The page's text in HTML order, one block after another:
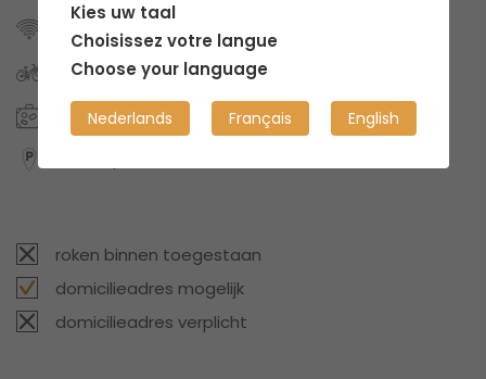
Internet/Wifi
Fietsberging
Storage ruimte
roken binnen toegestaan
domicilieadres mogelijk
domicilieadres verplicht
Kies uw taal
Choisissez votre langue
Choose your language
Nederlands Français English